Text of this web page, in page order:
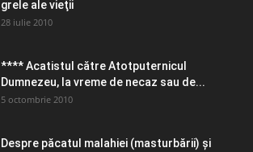
grele ale vieţii
28 iulie 2010
**** Acatistul către Atotputernicul
Dumnezeu, la vreme de necaz sau de...
5 octombrie 2010
Despre păcatul malahiei (masturbării) şi